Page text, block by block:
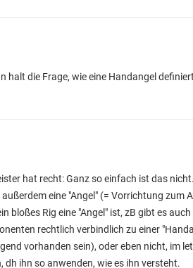
halt die Frage, wie eine Handangel
hat recht: Ganz so einfach ist das
eine "Angel" (= Vorrichtung zum
bloßes Rig eine "Angel" ist, zB gibt es
rechtlich verbindlich zu einer
vorhanden sein), oder eben nicht, im
dh ihn so anwenden, wie es ihn versteht.